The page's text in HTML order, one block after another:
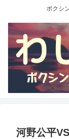
ボクシ
河野公平